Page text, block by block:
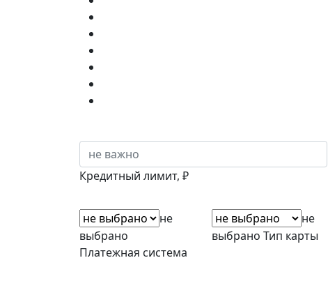
Кредитный лимит, ₽
не
выбрано
Платежная система
не
выбрано Тип карты